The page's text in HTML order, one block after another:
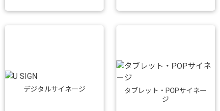
デジタルサイネージ
タブレット・POPサイネー
ジ